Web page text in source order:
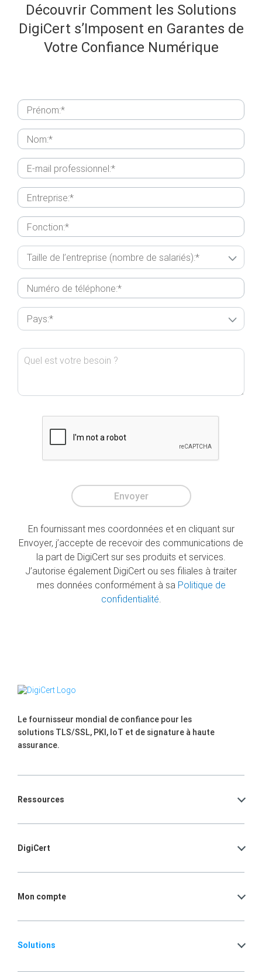
Découvrir Comment les Solutions
DigiCert s’Imposent en Garantes de
Votre Confiance Numérique
Envoyer
En fournissant mes coordonnées et en cliquant sur
Envoyer, j’accepte de recevoir des communications de
la part de DigiCert sur ses produits et services.
J’autorise également DigiCert ou ses filiales à traiter
mes données conformément à sa Politique de
confidentialité.
Le fournisseur mondial de confiance pour les
solutions TLS/SSL, PKI, IoT et de signature à haute
assurance.
Ressources
DigiCert
Mon compte
Solutions